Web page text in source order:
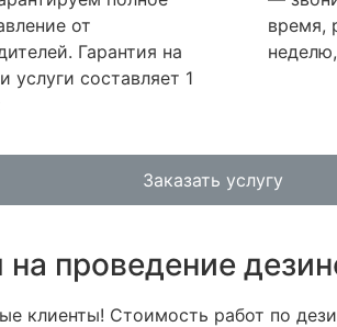
от
Гарантия на
услуги составляет 1
время,
Заказать услугу
проведение
клиенты! Стоимость работ по